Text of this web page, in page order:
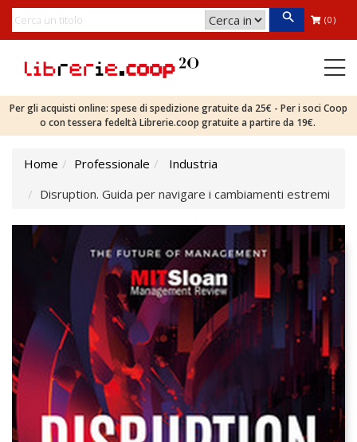
(0)
Per gli acquisti online: spese di spedizione gratuite da 25€ - Per i soci Coop
o con tessera fedeltà Librerie.coop gratuite a partire da 19€.
Home Professionale
Industria
Disruption. Guida per navigare i cambiamenti estremi